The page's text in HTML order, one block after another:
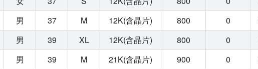
男
37 M 12K(含晶片) 800 0
男
39 XL 12K(含晶片) 800 0
男
39 M 21K(含晶片) 900 0